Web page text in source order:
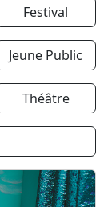
Festival
Jeune Public
Théâtre